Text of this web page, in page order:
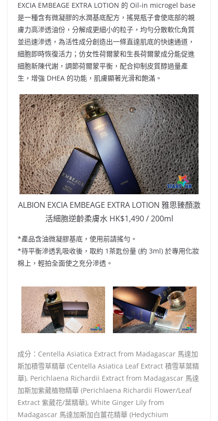
EXCIA EMBEAGE EXTRA LOTION 的 Oil-in microgel base
是一種含有微凝膠的水潤基底配方，搖晃瓶子會使底部的親
膚力高滲透油份，分解成更細小的粒子，均勻分散軟化角質
並迅速滲透，為活性成分創造出一條直達肌底的快速通道，
細胞即時恢復活力；仿女性荷爾蒙和生長荷爾蒙成分能促進
細胞新陳代謝，調節荷爾蒙平衡，配合抑制皮質醇過量產
生，增強 DHEA 的功能，肌膚顯著光滑和飽滿。
ALBION EXCIA EMBEAGE EXTRA LOTION 雅思臻顏激
活細胞逆齡柔膚水 HK$1,490 / 200ml
*產品含油微凝膠基底，使用前請搖勻。
*待平衡滲透乳吸收後，取約 1茶匙份量 (約 3ml) 於專用化妝
棉上，輕拍全面使之充分滲透。
成分：Centella Asiatica Extract from Madagascar 馬達加
斯加積雪草精華 (Centella Asiatica Leaf Extract 積雪草葉精
華), Perichlaena Richardii Extract from Madagascar 馬達
加斯加紫葳植物精華 (Perichlaena Richardii Flower/Leaf
Extract 紫葳花/葉精華), White Ginger Lily from
Madagascar 馬達加斯加白薑花精華 (Hedychium